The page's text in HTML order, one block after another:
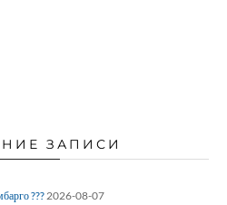
ЗАПИСИ
???2026-08-07